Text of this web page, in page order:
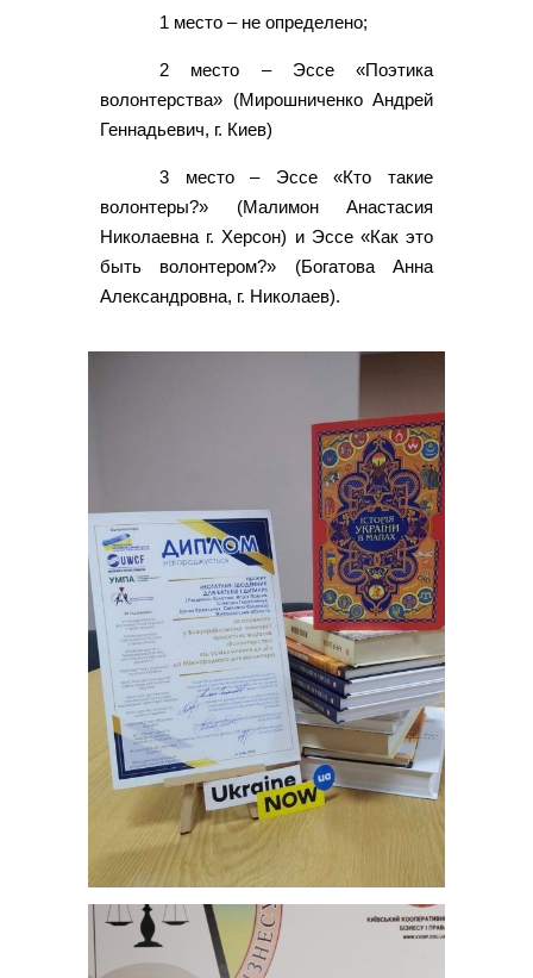
1 место – не определено;
2 место – Эссе «Поэтика
волонтерства» (Мирошниченко Андрей
Геннадьевич, г. Киев)
3 место – Эссе «Кто такие
волонтеры?» (Малимон Анастасия
Николаевна г. Херсон) и Эссе «Как это
быть волонтером?» (Богатова Анна
Александровна, г. Николаев).